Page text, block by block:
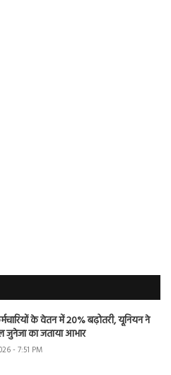
के वेतन में 20% बढ़ोतरी, यूनियन ने
जुनेजा का जताया आभार
- 7:51 PM